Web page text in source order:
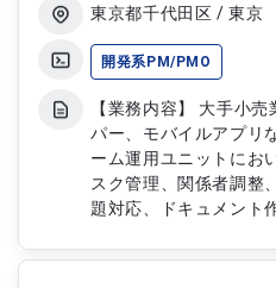
東京都千代田区 / 東京
開発系PM/PMO
【業務内容】 大手小
パー、モバイルアプリ
ーム運用ユニットにお
スク管理、関係者調整
題対応、ドキュメント
ビジネスプラットフォ
フォロー ・プラット